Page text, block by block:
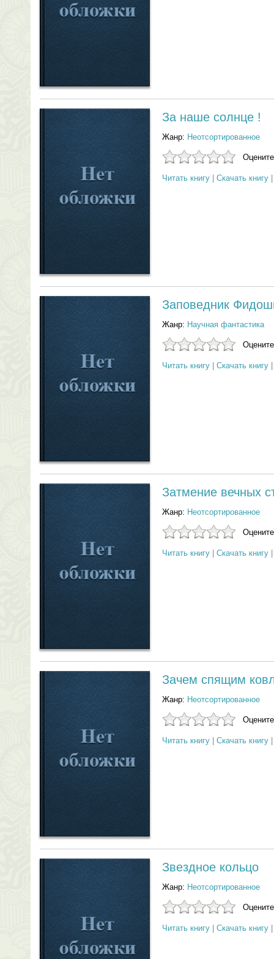
За наше солнце !
Жанр: Неотсортированное
Читать книгу Скачать книгу
Заповедник
Жанр: Научная фантастика
Читать книгу Скачать книгу
Затмение вечных
Жанр: Неотсортированное
Читать книгу Скачать книгу
Зачем спящим
Жанр: Неотсортированное
Читать книгу Скачать книгу
Звездное кольцо
Жанр: Неотсортированное
Читать книгу Скачать книгу